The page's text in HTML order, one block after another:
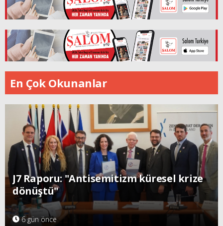
En Çok Okunanlar
J7 Raporu: "Antisemitizm küresel krize
dönüştü"
6 gün önce